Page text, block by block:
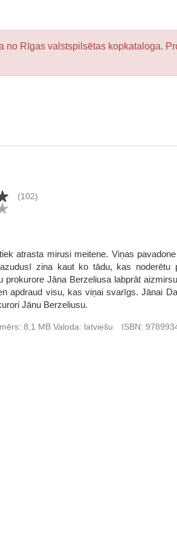
Rīgas valstspilsētas kopkataloga.
(102)
atrasta mirusi meitene. Viņas
zina kaut ko tādu, kas noderētu
prokurore Jāna Berzeliusa labprāt
apdraud visu, kas viņai svarīgs. Jānai
Jānu Berzeliusu.
8,1 MBValoda: latviešu ISBN: